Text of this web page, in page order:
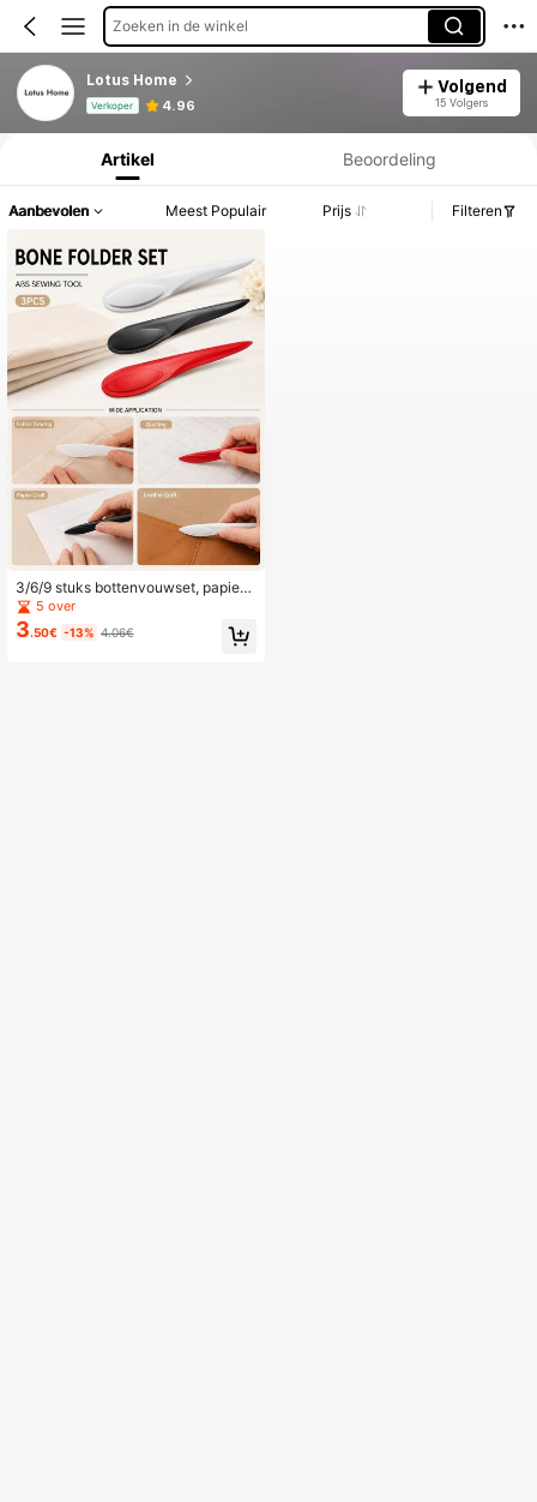
Zoeken in de winkel
Lotus Home
Verkoper 4.96
Volgend
15 Volgers
Productinformatie: Prijsopenbaring, Verkoop- en Voorraadgegevens.
Artikel Beoordeling
Aanbevolen Meest Populair Prijs Filteren
3/6/9 stuks bottenvouwset, papierk
reukgereedschap voor boekbinden,
scrapbooking, leerbewerking, kaart
maken en DIY-knutselwerk
5 over
3.50€ -13% 4.06€